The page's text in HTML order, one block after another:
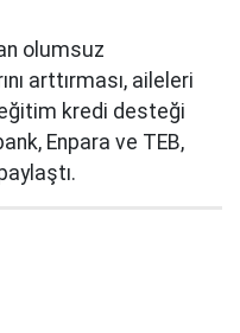
olumsuz
arttırması, aileleri
kredi desteği
Enpara ve TEB,